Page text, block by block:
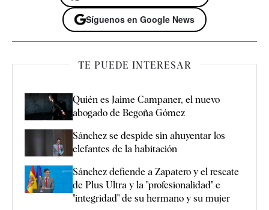
Síguenos en Google News
TE PUEDE INTERESAR
Quién es Jaime Campaner, el nuevo
abogado de Begoña Gómez
Sánchez se despide sin ahuyentar los
elefantes de la habitación
Sánchez defiende a Zapatero y el rescate
de Plus Ultra y la "profesionalidad" e
"integridad" de su hermano y su mujer